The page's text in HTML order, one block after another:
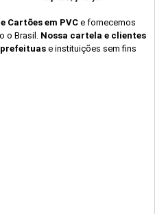
Cartões em PVC e fornecemos
o Brasil. Nossa cartela e clientes
e instituições sem fins